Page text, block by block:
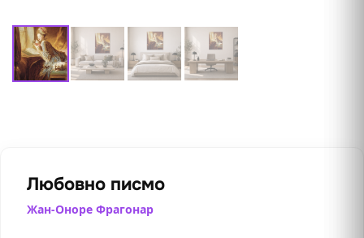
Любовно писмо
Жан-Оноре Фрагонар